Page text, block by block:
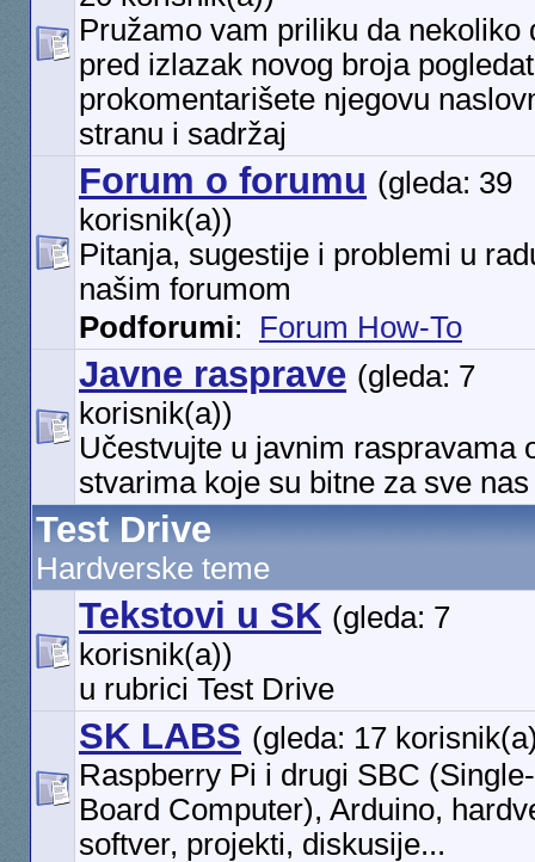
Pružamo vam priliku da nekoliko
pred izlazak novog broja
prokomentarišete njegovu
stranu i sadržaj
Forum o forumu (gleda: 39
korisnik(a))
Pitanja, sugestije i problemi u
našim forumom
Podforumi: Forum How-To
Javne rasprave (gleda: 7
korisnik(a))
Učestvujte u javnim raspravama
stvarima koje su bitne za sve nas
Test Drive
Hardverske teme
Tekstovi u SK (gleda: 7
korisnik(a))
u rubrici Test Drive
SK LABS (gleda: 17
Raspberry Pi i drugi SBC (Single-
Board Computer), Arduino,
softver, projekti, diskusije...